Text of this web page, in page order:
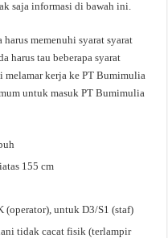
saja informasi di bawah ini.
memenuhi syarat syarat
harus tau beberapa syarat
melamar kerja ke PT Bumimulia
untuk masuk PT Bumimulia
155 cm
untuk D3/S1 (staf)
tidak cacat fisik (terlampir